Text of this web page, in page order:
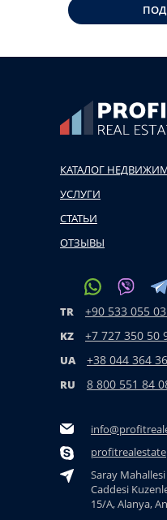
КАТАЛОГ
УСЛУГИ
СТАТЬИ
ОТЗЫВЫ
TR +90 533 055
KZ +7 727 350 50
UA +38 044 364
RU 8 800 551 84
profitrealestate
Saray
Caddesi
15/A, Alanya,